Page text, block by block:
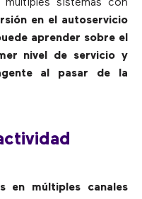
sistemas con
en el autoservicio
aprender sobre el
nivel de servicio y
al pasar de la
en múltiples canales